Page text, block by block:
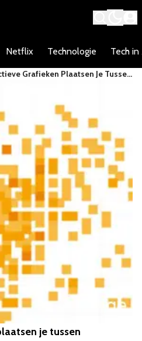
Netflix Technologie Tech in
Grafieken Plaatsen Je Tussen
je tussen